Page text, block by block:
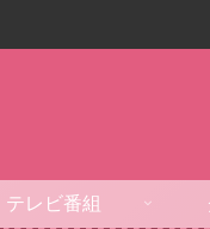
テレビ番組